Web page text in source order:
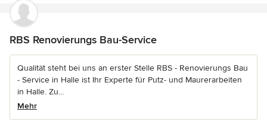
RBS Renovierungs Bau-Service
Qualität steht bei uns an erster Stelle RBS - Renovierungs Bau
- Service in Halle ist Ihr Experte für Putz- und Maurerarbeiten
in Halle. Zu...
Mehr